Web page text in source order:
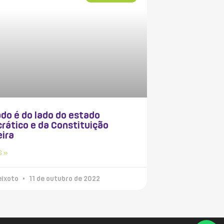
é do lado do estado
e da Constituição
»
11 de outubro de 2022